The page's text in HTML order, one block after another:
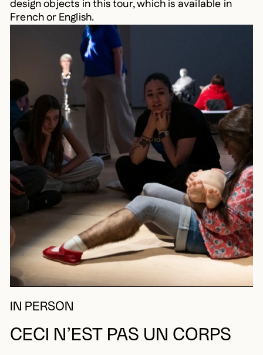
design objects in this tour, which is available in
French or English.
IN PERSON
CECI N’EST PAS UN CORPS